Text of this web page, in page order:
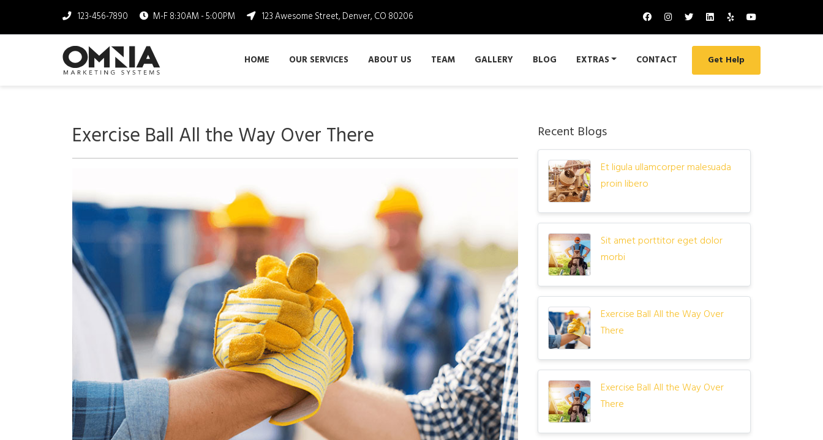
123-456-7890 M-F 8:30AM - 5:00PM 123 Awesome Street, Denver, CO 80206
HOME OUR SERVICES ABOUT US TEAM GALLERY BLOG EXTRAS CONTACT Get Help
Exercise Ball All the Way Over There Recent Blogs
Et ligula ullamcorper malesuada
proin libero
Sit amet porttitor eget dolor
morbi
Exercise Ball All the Way Over
There
Exercise Ball All the Way Over
There